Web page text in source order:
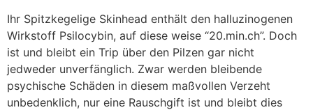
Ihr Spitzkegelige Skinhead enthält den halluzinogenen
Wirkstoff Psilocybin, auf diese weise “20.min.ch”. Doch
ist und bleibt ein Trip über den Pilzen gar nicht
jedweder unverfänglich. Zwar werden bleibende
psychische Schäden in diesem maßvollen Verzeht
unbedenklich, nur eine Rauschgift ist und bleibt dies